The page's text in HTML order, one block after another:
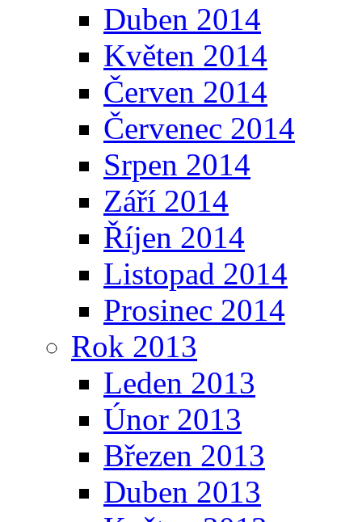
Duben 2014
Květen 2014
Červen 2014
Červenec 2014
Srpen 2014
Září 2014
Říjen 2014
Listopad 2014
Prosinec 2014
Rok 2013
Leden 2013
Únor 2013
Březen 2013
Duben 2013